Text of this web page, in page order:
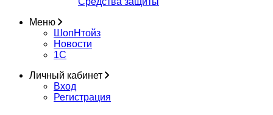
Меню
ШопНтойз
Новости
1C
Личный кабинет
Вход
Регистрация